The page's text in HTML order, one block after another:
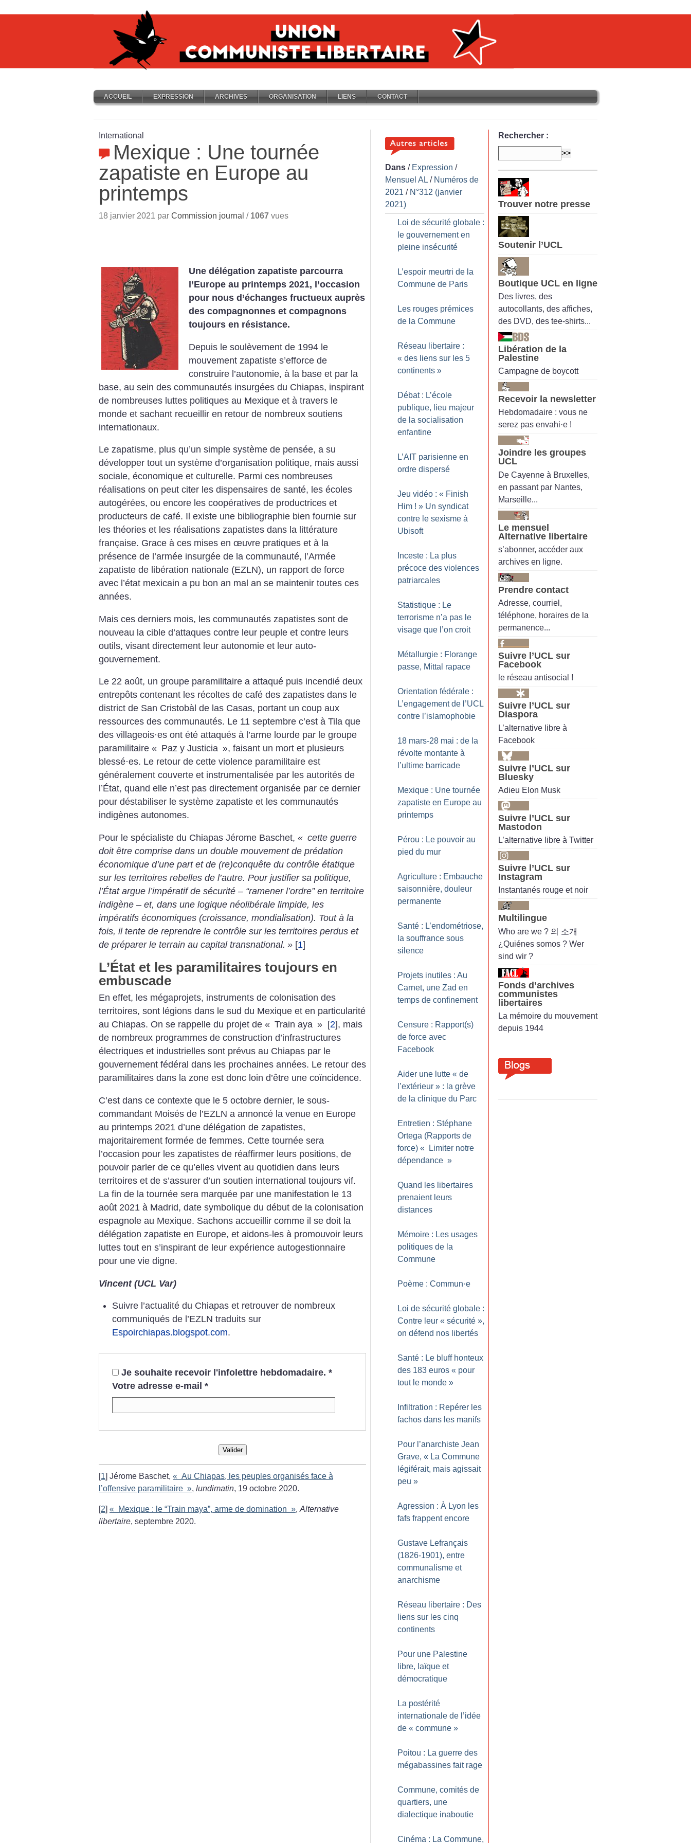
ACCUEIL EXPRESSION ARCHIVES ORGANISATION LIENS CONTACT
International
Mexique : Une tournée
zapatiste en Europe au
printemps
18 janvier 2021 par Commission journal / 1067 vues
Une délégation zapatiste parcourra
l’Europe au printemps 2021, l’occasion
pour nous d’échanges fructueux auprès
des compagnonnes et compagnons
toujours en résistance.
Depuis le soulèvement de 1994 le
mouvement zapatiste s’efforce de
construire l’autonomie, à la base et par la
base, au sein des communautés insurgées du Chiapas, inspirant
de nombreuses luttes politiques au Mexique et à travers le
monde et sachant recueillir en retour de nombreux soutiens
internationaux.
Le zapatisme, plus qu’un simple système de pensée, a su
développer tout un système d’organisation politique, mais aussi
sociale, économique et culturelle. Parmi ces nombreuses
réalisations on peut citer les dispensaires de santé, les écoles
autogérées, ou encore les coopératives de productrices et
producteurs de café. Il existe une bibliographie bien fournie sur
les théories et les réalisations zapatistes dans la littérature
française. Grace à ces mises en œuvre pratiques et à la
présence de l’armée insurgée de la communauté, l’Armée
zapatiste de libération nationale (EZLN), un rapport de force
avec l’état mexicain a pu bon an mal an se maintenir toutes ces
années.
Mais ces derniers mois, les communautés zapatistes sont de
nouveau la cible d’attaques contre leur peuple et contre leurs
outils, visant directement leur autonomie et leur auto-
gouvernement.
Le 22 août, un groupe paramilitaire a attaqué puis incendié deux
entrepôts contenant les récoltes de café des zapatistes dans le
district de San Cristobàl de las Casas, portant un coup aux
ressources des communautés. Le 11 septembre c’est à Tila que
des villageois·es ont été attaqués à l’arme lourde par le groupe
paramilitaire « Paz y Justicia », faisant un mort et plusieurs
blessé·es. Le retour de cette violence paramilitaire est
généralement couverte et instrumentalisée par les autorités de
l’État, quand elle n’est pas directement organisée par ce dernier
pour déstabiliser le système zapatiste et les communautés
indigènes autonomes.
Pour le spécialiste du Chiapas Jérome Baschet, « cette guerre
doit être comprise dans un double mouvement de prédation
économique d’une part et de (re)conquête du contrôle étatique
sur les territoires rebelles de l’autre. Pour justifier sa politique,
l’État argue l’impératif de sécurité – “ramener l’ordre” en territoire
indigène – et, dans une logique néolibérale limpide, les
impératifs économiques (croissance, mondialisation). Tout à la
fois, il tente de reprendre le contrôle sur les territoires perdus et
de préparer le terrain au capital transnational. » [1]
L’État et les paramilitaires toujours en
embuscade
En effet, les mégaprojets, instruments de colonisation des
territoires, sont légions dans le sud du Mexique et en particularité
au Chiapas. On se rappelle du projet de « Train aya » [2], mais
de nombreux programmes de construction d’infrastructures
électriques et industrielles sont prévus au Chiapas par le
gouvernement fédéral dans les prochaines années. Le retour des
paramilitaires dans la zone est donc loin d’être une coïncidence.
C’est dans ce contexte que le 5 octobre dernier, le sous-
commandant Moisés de l’EZLN a annoncé la venue en Europe
au printemps 2021 d’une délégation de zapatistes,
majoritairement formée de femmes. Cette tournée sera
l’occasion pour les zapatistes de réaffirmer leurs positions, de
pouvoir parler de ce qu’elles vivent au quotidien dans leurs
territoires et de s’assurer d’un soutien international toujours vif.
La fin de la tournée sera marquée par une manifestation le 13
août 2021 à Madrid, date symbolique du début de la colonisation
espagnole au Mexique. Sachons accueillir comme il se doit la
délégation zapatiste en Europe, et aidons-les à promouvoir leurs
luttes tout en s’inspirant de leur expérience autogestionnaire
pour une vie digne.
Vincent (UCL Var)
Suivre l’actualité du Chiapas et retrouver de nombreux
communiqués de l’EZLN traduits sur
Espoirchiapas.blogspot.com.
Je souhaite recevoir l'infolettre hebdomadaire. *
Votre adresse e-mail *
Valider
1 Jérome Baschet, « Au Chiapas, les peuples organisés face à
l’offensive paramilitaire », lundimatin, 19 octobre 2020.
2 « Mexique : le “Train maya”, arme de domination »,Alternative
libertaire, septembre 2020.
Dans / Expression /
Mensuel AL / Numéros de
2021 / N°312 (janvier
2021)
Loi de sécurité globale :
le gouvernement en
pleine insécurité
L’espoir meurtri de la
Commune de Paris
Les rouges prémices
de la Commune
Réseau libertaire :
« des liens sur les 5
continents »
Débat : L’école
publique, lieu majeur
de la socialisation
enfantine
L’AIT parisienne en
ordre dispersé
Jeu vidéo : « Finish
Him ! » Un syndicat
contre le sexisme à
Ubisoft
Inceste : La plus
précoce des violences
patriarcales
Statistique : Le
terrorisme n’a pas le
visage que l’on croit
Métallurgie : Florange
passe, Mittal rapace
Orientation fédérale :
L’engagement de l’UCL
contre l’islamophobie
18 mars-28 mai : de la
révolte montante à
l’ultime barricade
Mexique : Une tournée
zapatiste en Europe au
printemps
Pérou : Le pouvoir au
pied du mur
Agriculture : Embauche
saisonnière, douleur
permanente
Santé : L’endométriose,
la souffrance sous
silence
Projets inutiles : Au
Carnet, une Zad en
temps de confinement
Censure : Rapport(s)
de force avec
Facebook
Aider une lutte « de
l’extérieur » : la grève
de la clinique du Parc
Entretien : Stéphane
Ortega (Rapports de
force) «
Limiter notre
dépendance »
Quand les libertaires
prenaient leurs
distances
Mémoire : Les usages
politiques de la
Commune
Poème : Commun·e
Loi de sécurité globale :
Contre leur « sécurité »,
on défend nos libertés
Santé : Le bluff honteux
des 183 euros « pour
tout le monde »
Infiltration : Repérer les
fachos dans les manifs
Pour l’anarchiste Jean
Grave, « La Commune
légiférait, mais agissait
peu »
Agression : À Lyon les
fafs frappent encore
Gustave Lefrançais
(1826-1901), entre
communalisme et
anarchisme
Réseau libertaire : Des
liens sur les cinq
continents
Pour une Palestine
libre, laïque et
démocratique
La postérité
internationale de l’idée
de « commune »
Poitou : La guerre des
mégabassines fait rage
Commune, comités de
quartiers, une
dialectique inaboutie
Cinéma : La Commune,
Rechercher :
Trouver notre presse
Soutenir l’UCL
Boutique UCL en ligne
Des livres, des
autocollants, des affiches,
des DVD, des tee-shirts...
Libération de la
Palestine
Campagne de boycott
Recevoir la newsletter
Hebdomadaire : vous ne
serez pas envahi·e !
Joindre les groupes
UCL
De Cayenne à Bruxelles,
en passant par Nantes,
Marseille...
Le mensuel
Alternative libertaire
s’abonner, accéder aux
archives en ligne.
Prendre contact
Adresse, courriel,
téléphone, horaires de la
permanence...
Suivre l’UCL sur
Facebook
le réseau antisocial !
Suivre l’UCL sur
Diaspora
L’alternative libre à
Facebook
Suivre l’UCL sur
Bluesky
Adieu Elon Musk
Suivre l’UCL sur
Mastodon
L’alternative libre à Twitter
Suivre l’UCL sur
Instagram
Instantanés rouge et noir
Multilingue
Who are we ? 의 소개
¿Quiénes somos ? Wer
sind wir ?
Fonds d’archives
communistes
libertaires
La mémoire du mouvement
depuis 1944